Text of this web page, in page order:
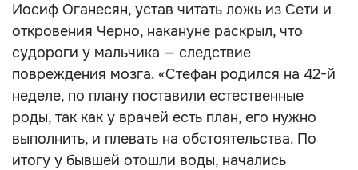
Иосиф Оганесян, устав читать ложь из Сети и
откровения Черно, накануне раскрыл, что
судороги у мальчика — следствие
повреждения мозга. «Стефан родился на 42-й
неделе, по плану поставили естественные
роды, так как у врачей есть план, его нужно
выполнить, и плевать на обстоятельства. По
итогу у бывшей отошли воды, начались